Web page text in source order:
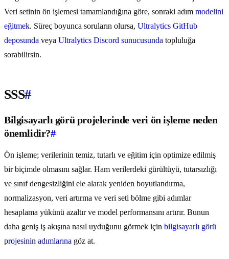
Veri setinin ön işlemesi tamamlandığına göre, sonraki adım modelini
eğitmek. Süreç boyunca soruların olursa, Ultralytics GitHub
deposunda veya Ultralytics Discord sunucusunda topluluğa
sorabilirsin.
SSS#
Bilgisayarlı görü projelerinde veri ön işleme neden
önemlidir?#
Ön işleme; verilerinin temiz, tutarlı ve eğitim için optimize edilmiş
bir biçimde olmasını sağlar. Ham verilerdeki gürültüyü, tutarsızlığı
ve sınıf dengesizliğini ele alarak yeniden boyutlandırma,
normalizasyon, veri artırma ve veri seti bölme gibi adımlar
hesaplama yükünü azaltır ve model performansını artırır. Bunun
daha geniş iş akışına nasıl uyduğunu görmek için bilgisayarlı görü
projesinin adımlarına göz at.